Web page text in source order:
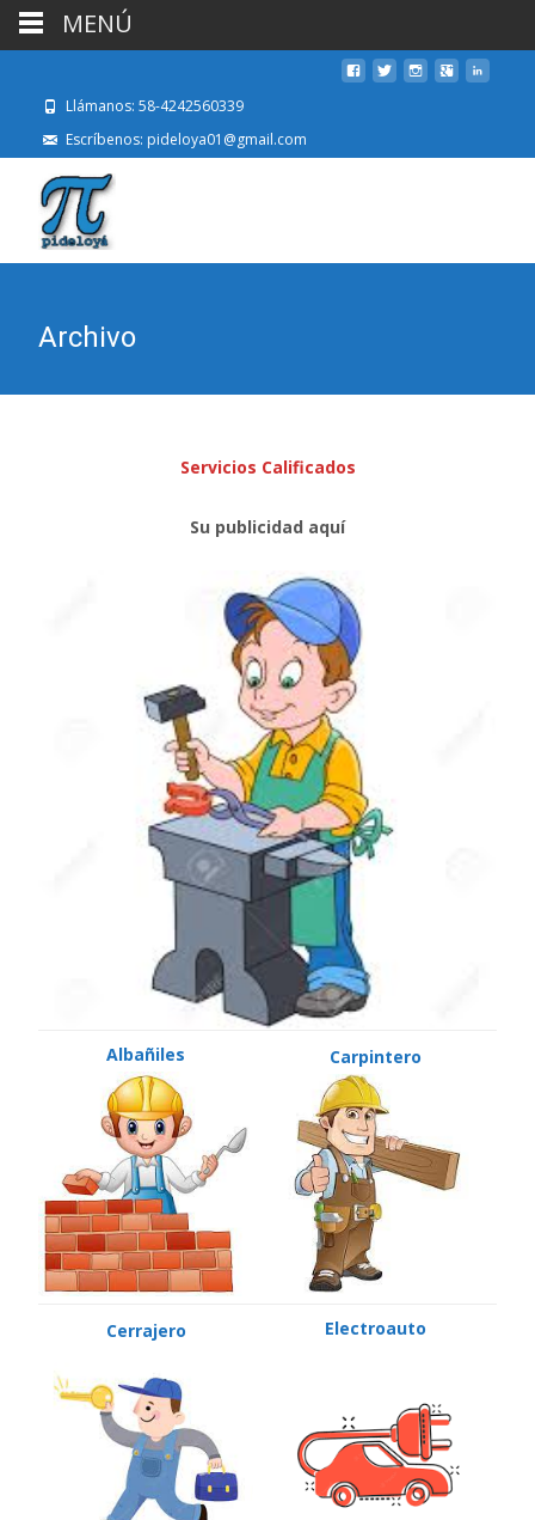
Llámanos: 58-4242560339
Escríbenos: pideloya01@gmail.com
Archivo
Servicios Calificados
Su publicidad aquí
Albañiles Carpintero
Cerrajero Electroauto
MENÚ